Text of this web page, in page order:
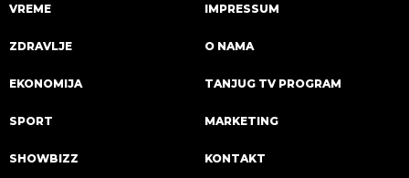
VREME
ZDRAVLJE
EKONOMIJA
SPORT
SHOWBIZZ
IMPRESSUM
O NAMA
TANJUG TV PROGRAM
MARKETING
KONTAKT